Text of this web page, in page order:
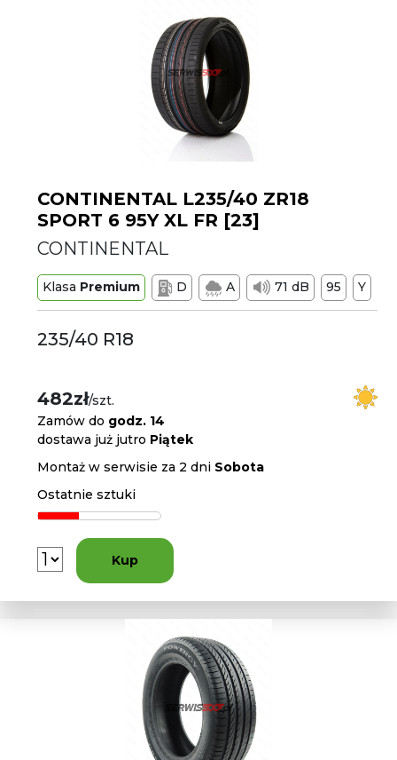
CONTINENTAL L235/40 ZR18
SPORT 6 95Y XL FR [23]
CONTINENTAL
Klasa Premium D A 71 dB 95 Y
235/40 R18
482zł/szt.
Zamów do godz. 14
dostawa już jutro Piątek
Montaż w serwisie za 2 dni Sobota
Ostatnie sztuki
Kup